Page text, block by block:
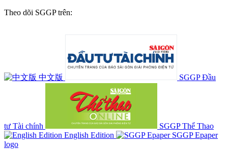
Theo dõi SGGP trên:
中文版 SGGP Đầu
tư Tài chính
SGGP Thể Thao
English Edition
SGGP Epaper
logo